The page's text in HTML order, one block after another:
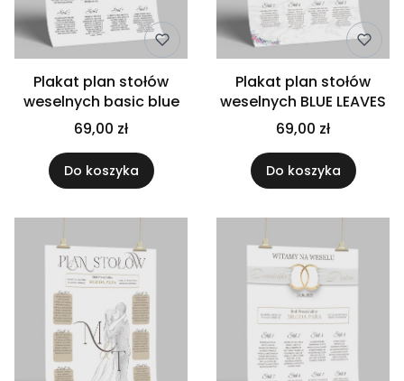
Plakat plan stołów
weselnych basic blue
69,00 zł
Do koszyka
Plakat plan stołów
weselnych BLUE LEAVES
69,00 zł
Do koszyka